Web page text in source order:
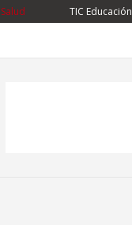
TIC Educación